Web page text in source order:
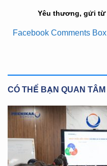
Yêu thương, gửi từ
Facebook Comments Box
CÓ THỂ BẠN QUAN TÂM